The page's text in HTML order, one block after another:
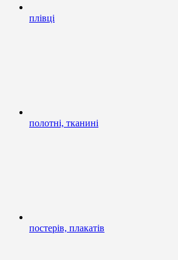
плівці
полотні, тканині
постерів, плакатів